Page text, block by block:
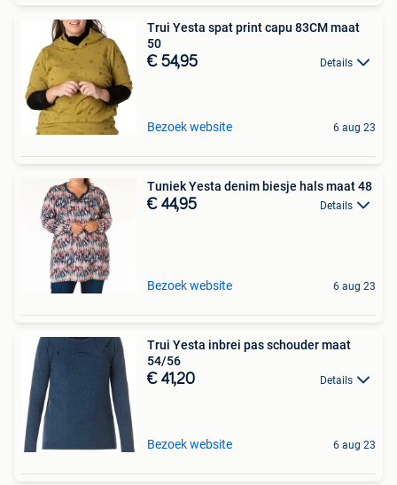
Trui Yesta spat print capu 83CM maat
50
€ 54,95 Details
Bezoek website 6 aug 23
Tuniek Yesta denim biesje hals maat 48
€ 44,95 Details
Bezoek website 6 aug 23
Trui Yesta inbrei pas schouder maat
54/56
€ 41,20 Details
Bezoek website 6 aug 23